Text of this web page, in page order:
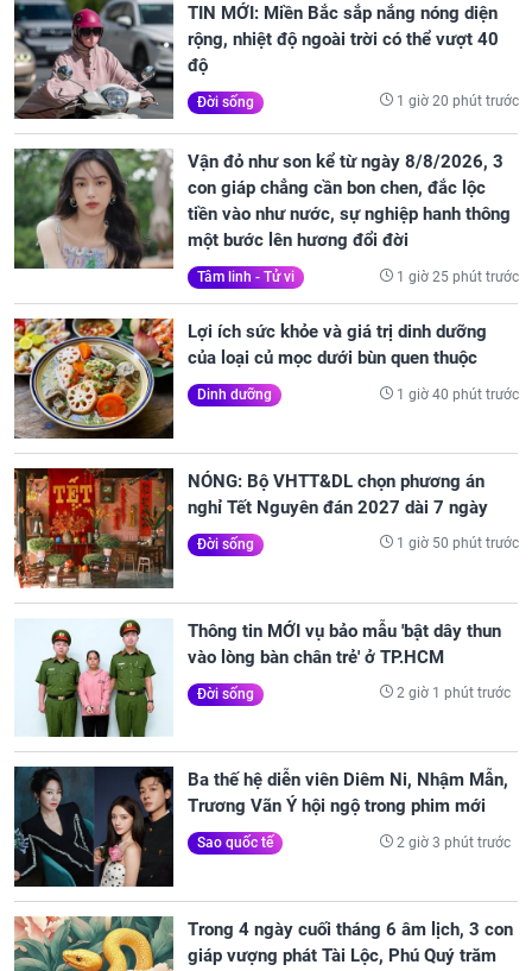
TIN MỚI: Miền Bắc sắp nắng nóng diện
rộng, nhiệt độ ngoài trời có thể vượt 40
độ
Đời sống 1 giờ 20 phút trước
Vận đỏ như son kể từ ngày 8/8/2026, 3
con giáp chẳng cần bon chen, đắc lộc
tiền vào như nước, sự nghiệp hanh thông
một bước lên hương đổi đời
Tâm linh - Tử vi 1 giờ 25 phút trước
Lợi ích sức khỏe và giá trị dinh dưỡng
của loại củ mọc dưới bùn quen thuộc
Dinh dưỡng 1 giờ 40 phút trước
NÓNG: Bộ VHTT&DL chọn phương án
nghỉ Tết Nguyên đán 2027 dài 7 ngày
Đời sống 1 giờ 50 phút trước
Thông tin MỚI vụ bảo mẫu 'bật dây thun
vào lòng bàn chân trẻ' ở TP.HCM
Đời sống 2 giờ 1 phút trước
Ba thế hệ diễn viên Diêm Ni, Nhậm Mẫn,
Trương Vãn Ý hội ngộ trong phim mới
Sao quốc tế 2 giờ 3 phút trước
Trong 4 ngày cuối tháng 6 âm lịch, 3 con
giáp vượng phát Tài Lộc, Phú Quý trăm